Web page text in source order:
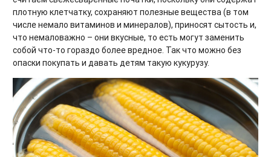
плотную клетчатку, сохраняют полезные вещества (в том
числе немало витаминов и минералов), приносят сытость и,
что немаловажно – они вкусные, то есть могут заменить
собой что-то гораздо более вредное. Так что можно без
опаски покупать и давать детям такую кукурузу.